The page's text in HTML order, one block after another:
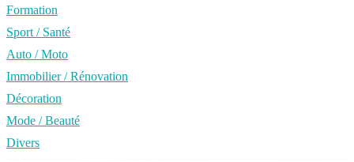
Formation
Sport / Santé
Auto / Moto
Immobilier / Rénovation
Décoration
Mode / Beauté
Divers